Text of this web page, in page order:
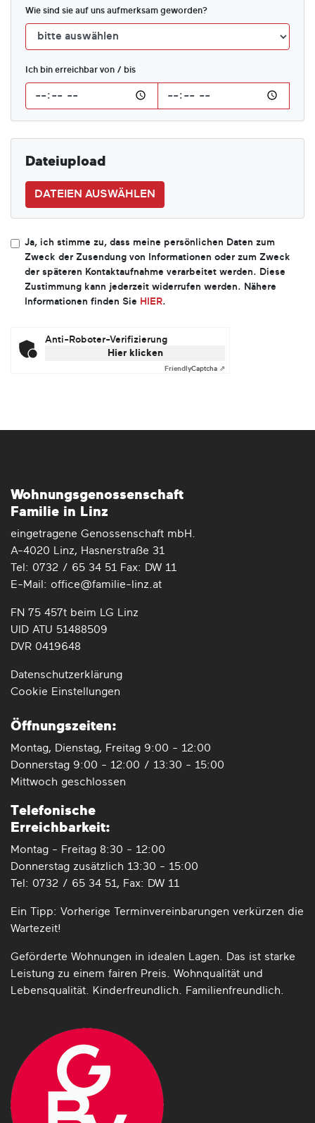
Wie sind sie auf uns aufmerksam geworden?
Ich bin erreichbar von / bis
Dateiupload
DATEIEN AUSWÄHLEN
Ja, ich stimme zu, dass meine persönlichen Daten zum
Zweck der Zusendung von Informationen oder zum Zweck
der späteren Kontaktaufnahme verarbeitet werden. Diese
Zustimmung kann jederzeit widerrufen werden. Nähere
Informationen finden Sie HIER.
Anti-Roboter-Verifizierung
Hier klicken
FriendlyCaptcha ⇗
Wohnungs­genossenschaft
Familie in Linz
eingetragene Genossenschaft mbH.
A-4020 Linz, Hasnerstraße 31
Tel: 0732 / 65 34 51 Fax: DW 11
E-Mail: office@familie-linz.at
FN 75 457t beim LG Linz
UID ATU 51488509
DVR 0419648
Datenschutz­erklärung
Cookie Einstellungen
Öffnungszeiten:
Montag, Dienstag, Freitag 9:00 - 12:00
Donnerstag 9:00 - 12:00 / 13:30 - 15:00
Mittwoch geschlossen
Telefonische
Erreichbarkeit:
Montag - Freitag 8:30 - 12:00
Donnerstag zusätzlich 13:30 - 15:00
Tel: 0732 / 65 34 51, Fax: DW 11
Ein Tipp: Vorherige Termin­vereinbarungen verkürzen die
Wartezeit!
Geförderte Wohnungen in idealen Lagen. Das ist starke
Leistung zu einem fairen Preis. Wohnqualität und
Lebensqualität. Kinderfreundlich. Familienfreundlich.